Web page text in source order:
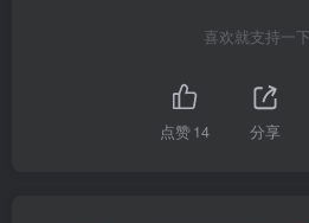
喜欢就支持一
点赞14 分享